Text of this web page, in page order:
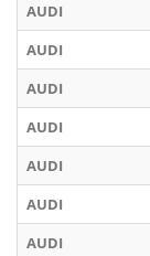
AUDI
AUDI
AUDI
AUDI
AUDI
AUDI
AUDI